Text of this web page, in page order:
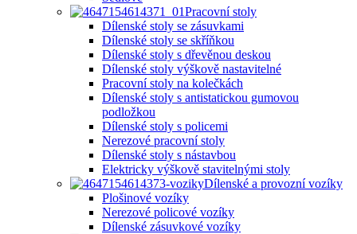
Pracovní stoly
Dílenské stoly se zásuvkami
Dílenské stoly se skříňkou
Dílenské stoly s dřevěnou deskou
Dílenské stoly výškově nastavitelné
Pracovní stoly na kolečkách
Dílenské stoly s antistatickou gumovou
podložkou
Dílenské stoly s policemi
Nerezové pracovní stoly
Dílenské stoly s nástavbou
Elektricky výškově stavitelnými stoly
Dílenské a provozní vozíky
Plošinové vozíky
Nerezové policové vozíky
Dílenské zásuvkové vozíky